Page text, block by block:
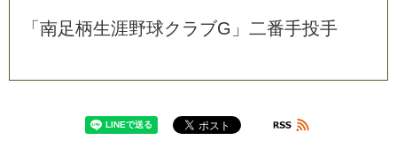
「 南足柄生涯野球ク ラブG 」 二番手投手